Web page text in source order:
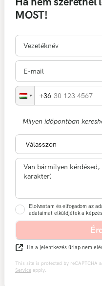
MOST!
30 123 4567
Milyen időpontban
Válasszon
Elolvastam és elfogadom az
adataimat elküldjétek a képzés
Ha a jelentkezés űrlap nem
This site is protected by reCAPTCHA
Service apply.